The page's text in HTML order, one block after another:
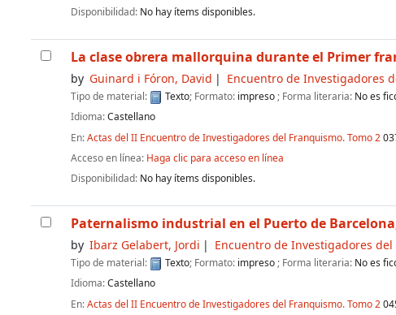
Disponibilidad: No hay ítems disponibles.
La clase obrera mallorquina durante el Primer
by Guinard i Fóron, David Encuentro de Investigadores
Tipo de material: Texto; Formato: impreso; Forma literaria: No es
Idioma:Castellano
En:Actas del II Encuentro de Investigadores del Franquismo. Tomo 2
Acceso en línea: Haga clic para acceso en línea
Disponibilidad: No hay ítems disponibles.
Paternalismo industrial en el Puerto de
by Ibarz Gelabert, Jordi Encuentro de Investigadores
Tipo de material: Texto; Formato: impreso; Forma literaria: No es
Idioma:Castellano
En:Actas del II Encuentro de Investigadores del Franquismo. Tomo 2